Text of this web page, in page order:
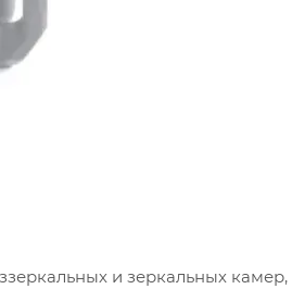
и зеркальных камер,